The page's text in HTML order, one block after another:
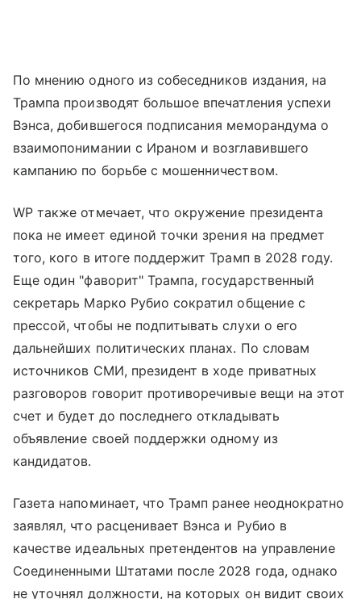
По мнению одного из собеседников издания, на
Трампа производят большое впечатления успехи
Вэнса, добившегося подписания меморандума о
взаимопонимании с Ираном и возглавившего
кампанию по борьбе с мошенничеством.
WP также отмечает, что окружение президента
пока не имеет единой точки зрения на предмет
того, кого в итоге поддержит Трамп в 2028 году.
Еще один "фаворит" Трампа, государственный
секретарь Марко Рубио сократил общение с
прессой, чтобы не подпитывать слухи о его
дальнейших политических планах. По словам
источников СМИ, президент в ходе приватных
разговоров говорит противоречивые вещи на этот
счет и будет до последнего откладывать
объявление своей поддержки одному из
кандидатов.
Газета напоминает, что Трамп ранее неоднократно
заявлял, что расценивает Вэнса и Рубио в
качестве идеальных претендентов на управление
Соединенными Штатами после 2028 года, однако
не уточнял должности, на которых он видит своих